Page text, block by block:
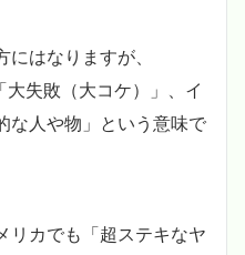
はなりますが、
大失敗（大コケ）」、イ
な人や物」という意味で
リカでも「超ステキなヤ